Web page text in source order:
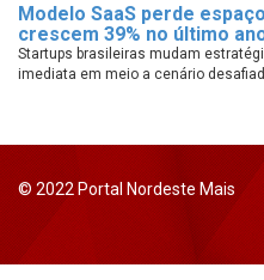
Modelo SaaS perde
crescem 39% no último
Startups brasileiras mudam
imediata em meio a cenário
© 2022 Portal Nordeste Mais